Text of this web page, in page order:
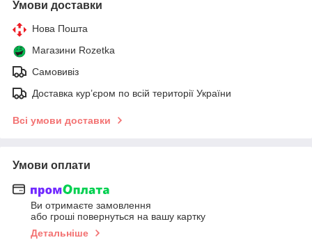
Умови доставки
Нова Пошта
Магазини Rozetka
Самовивіз
Доставка кур’єром по всій території України
Всі умови доставки
Умови оплати
Ви отримаєте замовлення
або гроші повернуться на вашу картку
Детальніше